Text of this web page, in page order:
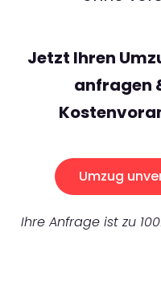
Jetzt Ihren
anfragen
Umzug
Ihre Anfrage ist zu